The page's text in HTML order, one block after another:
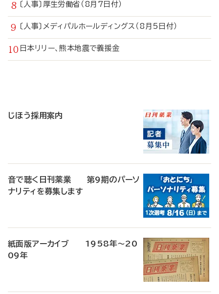
〔人事〕厚生労働省（8月7日付）
〔人事〕メディパルホールディングス（8月5日付）
日本リリー、熊本地震で義援金
じほう採用案内
音で聴く日刊薬業 第9期のパーソ
ナリティを募集します
紙面版アーカイブ 1958年～20
09年